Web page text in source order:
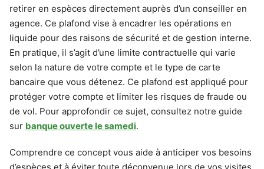
retirer en espèces directement auprès d’un conseiller en
agence. Ce plafond vise à encadrer les opérations en
liquide pour des raisons de sécurité et de gestion interne.
En pratique, il s’agit d’une limite contractuelle qui varie
selon la nature de votre compte et le type de carte
bancaire que vous détenez. Ce plafond est appliqué pour
protéger votre compte et limiter les risques de fraude ou
de vol. Pour approfondir ce sujet, consultez notre guide
sur banque ouverte le samedi.
Comprendre ce concept vous aide à anticiper vos besoins